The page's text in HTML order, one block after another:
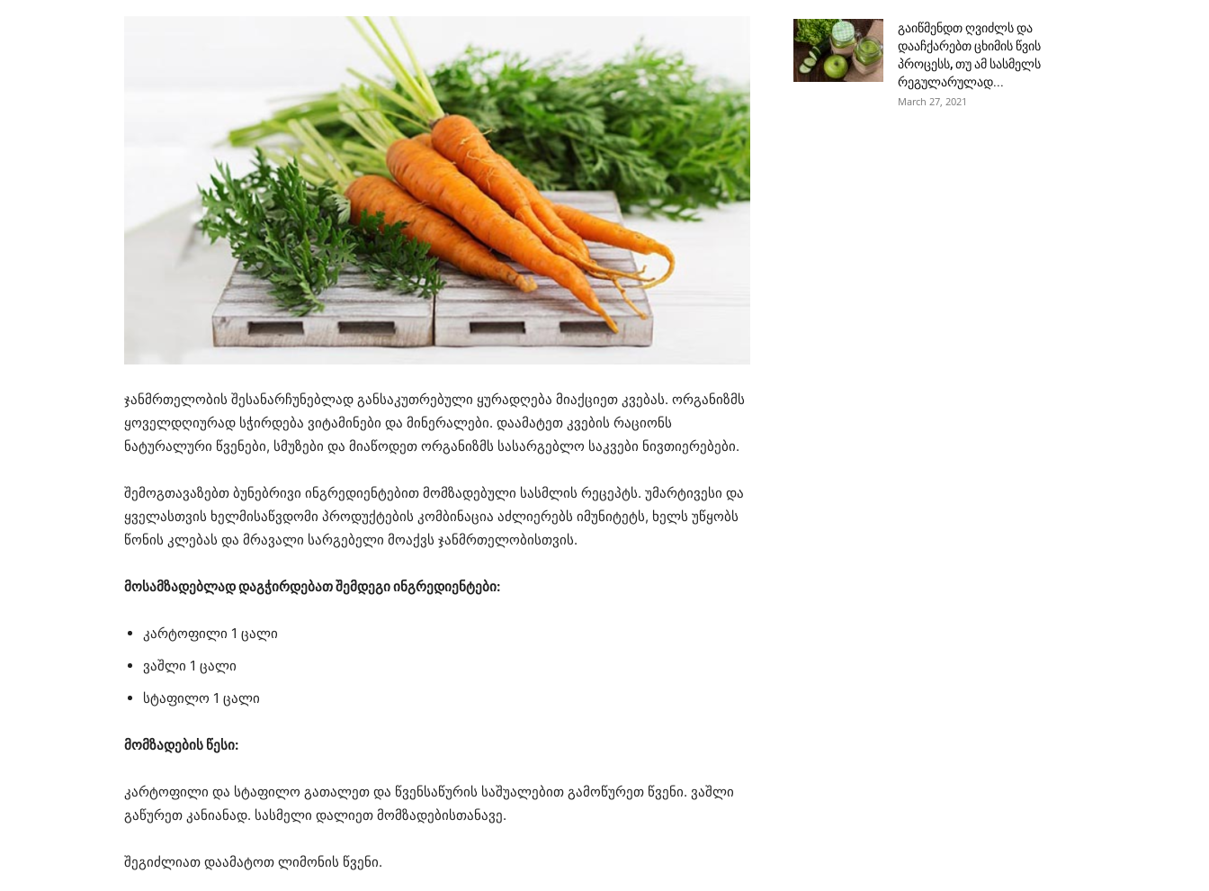
ჯანმრთელობის შესანარჩუნებლად განსაკუთრებული ყურადღება მიაქციეთ კვებას. ორგანიზმს
ყოველდღიურად სჭირდება ვიტამინები და მინერალები. დაამატეთ კვების რაციონს
ნატურალური წვენები, სმუზები და მიაწოდეთ ორგანიზმს სასარგებლო საკვები ნივთიერებები.
შემოგთავაზებთ ბუნებრივი ინგრედიენტებით მომზადებული სასმლის რეცეპტს. უმარტივესი და
ყველასთვის ხელმისაწვდომი პროდუქტების კომბინაცია აძლიერებს იმუნიტეტს, ხელს უწყობს
წონის კლებას და მრავალი სარგებელი მოაქვს ჯანმრთელობისთვის.
მოსამზადებლად დაგჭირდებათ შემდეგი ინგრედიენტები:
კარტოფილი 1 ცალი
ვაშლი 1 ცალი
სტაფილო 1 ცალი
მომზადების წესი:
კარტოფილი და სტაფილო გათალეთ და წვენსაწურის საშუალებით გამოწურეთ წვენი. ვაშლი
გაწურეთ კანიანად. სასმელი დალიეთ მომზადებისთანავე.
შეგიძლიათ დაამატოთ ლიმონის წვენი.
გაიწმენდთ ღვიძლს და
დააჩქარებთ ცხიმის წვის
პროცესს, თუ ამ სასმელს
რეგულარულად...
March 27, 2021